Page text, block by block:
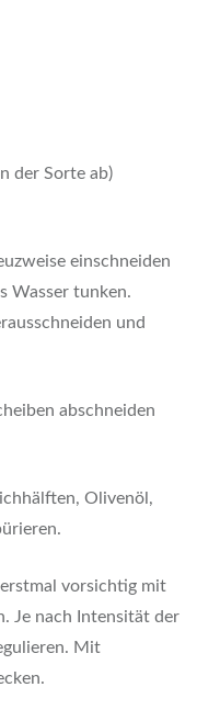
der Sorte ab)
einschneiden
Wasser tunken.
und
abschneiden
Olivenöl,
vorsichtig mit
Je nach Intensität der
Mit